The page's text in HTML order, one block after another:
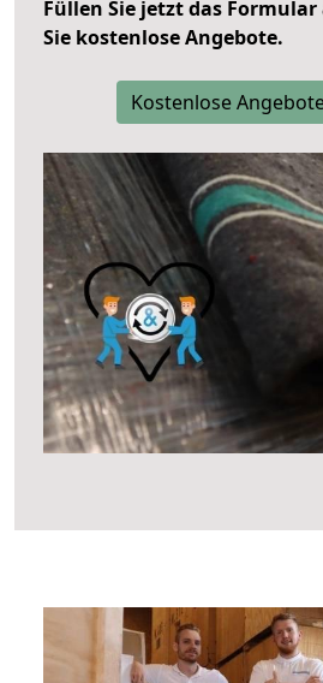
Füllen Sie jetzt das
Sie kostenlose Angebote.
Kostenlose